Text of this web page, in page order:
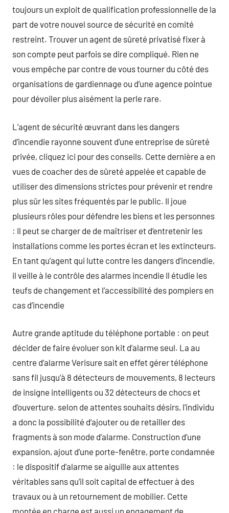
toujours un exploit de qualification professionnelle de la
part de votre nouvel source de sécurité en comité
restreint. Trouver un agent de sûreté privatisé fixer à
son compte peut parfois se dire compliqué. Rien ne
vous empêche par contre de vous tourner du côté des
organisations de gardiennage ou d’une agence pointue
pour dévoiler plus aisément la perle rare.
L’agent de sécurité œuvrant dans les dangers
d’incendie rayonne souvent d’une entreprise de sûreté
privée, cliquez ici pour des conseils. Cette dernière a en
vues de coacher des de sûreté appelée et capable de
utiliser des dimensions strictes pour prévenir et rendre
plus sûr les sites fréquentés par le public. Il joue
plusieurs rôles pour défendre les biens et les personnes
: Il peut se charger de de maîtriser et d’entretenir les
installations comme les portes écran et les extincteurs.
En tant qu’agent qui lutte contre les dangers d’incendie,
il veille à le contrôle des alarmes incendie Il étudie les
teufs de changement et l’accessibilité des pompiers en
cas d’incendie
Autre grande aptitude du téléphone portable : on peut
décider de faire évoluer son kit d’alarme seul. La au
centre d’alarme Verisure sait en effet gérer téléphone
sans fil jusqu’à 8 détecteurs de mouvements, 8 lecteurs
de insigne intelligents ou 32 détecteurs de chocs et
d’ouverture. selon de attentes souhaits désirs, l’individu
a donc la possibilité d’ajouter ou de retailler des
fragments à son mode d’alarme. Construction d’une
expansion, ajout d’une porte-fenêtre, porte condamnée
: le dispositif d’alarme se aiguille aux attentes
véritables sans qu’il soit capital de effectuer à des
travaux ou à un retournement de mobilier. Cette
montée en charge est aussi un engagement de